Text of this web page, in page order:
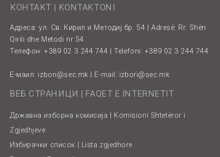
КОНТАКТ | KONTAKTONI
Адреса: ул. Св. Кирил и Методиј бр. 54 | Adresë: Rr. Shën
Qirili dhe Metodi nr 54
Телефон: +389 02 3 244 744 | Telefoni: +389 02 3 244 744
Е-маил: izbori@sec.mk | E-mail: izbori@sec.mk
ВЕБ СТРАНИЦИ | FAQET E INTERNETIT
Државна изборна комисија | Komisioni Shtetëror i
Zgjedhjeve
Избирачки список | Lista zgjedhore